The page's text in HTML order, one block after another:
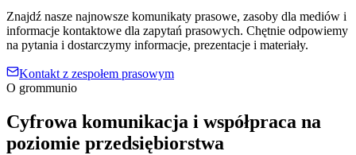
Znajdź nasze najnowsze komunikaty prasowe, zasoby dla mediów i
informacje kontaktowe dla zapytań prasowych. Chętnie odpowiemy
na pytania i dostarczymy informacje, prezentacje i materiały.
Kontakt z zespołem prasowym
O grommunio
Cyfrowa komunikacja i współpraca na
poziomie przedsiębiorstwa